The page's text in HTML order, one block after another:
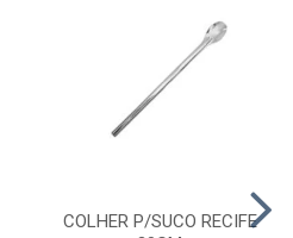
COLHER P/SUCO RECIFE